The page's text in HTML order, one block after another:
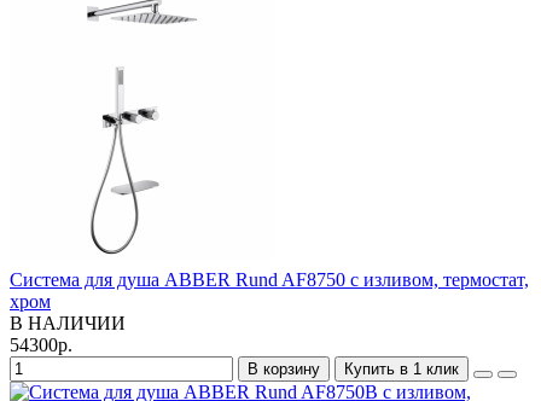
Система для душа ABBER Rund AF8750 с изливом, термостат,
хром
В НАЛИЧИИ
54300р.
В корзину Купить в 1 клик